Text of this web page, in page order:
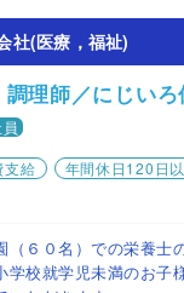
社(医療，福祉)
調理師／にじい
員
支給 年間休日120日
（６０名）での栄養士
学校就学児未満のお子